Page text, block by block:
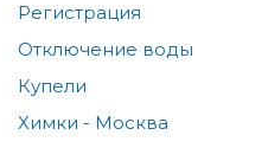
Регистрация
Отключение воды
Купели
Химки - Москва